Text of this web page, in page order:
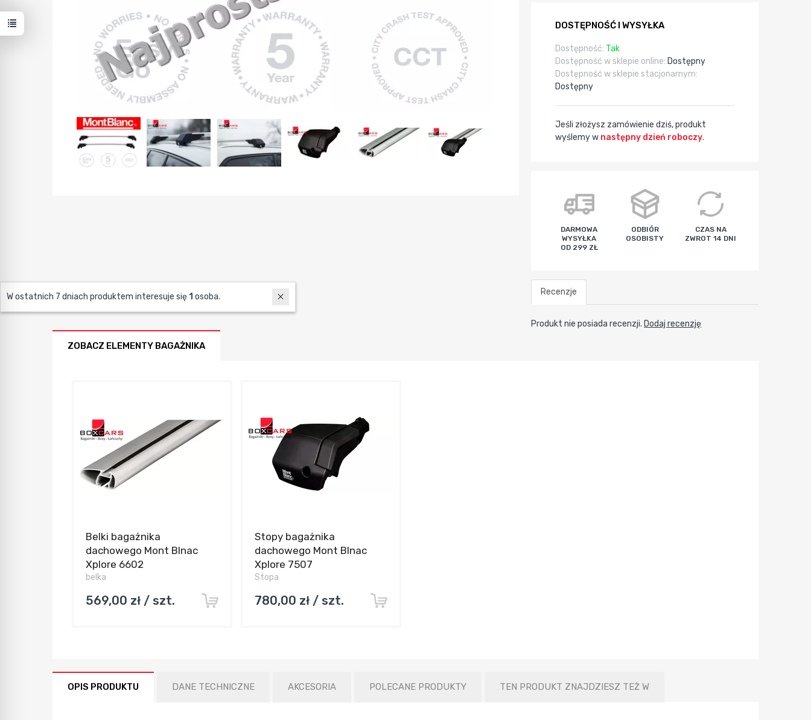
DOSTĘPNOŚĆ I WYSYŁKA
Dostępność: Tak
Dostępność w sklepie online: Dostępny
Dostępność w sklepie stacjonarnym:
Dostępny
Jeśli złożysz zamówienie dziś, produkt
wyślemy w następny dzień roboczy.
DARMOWA
WYSYŁKA
OD 299 ZŁ
ODBIÓR
OSOBISTY
CZAS NA
ZWROT 14 DNI
Recenzje
Produkt nie posiada recenzji. Dodaj recenzję
ZOBACZ ELEMENTY BAGAŻNIKA
Belki bagażnika
dachowego Mont Blnac
Xplore 6602
belka
569,00 zł / szt.
Stopy bagażnika
dachowego Mont Blnac
Xplore 7507
Stopa
780,00 zł / szt.
OPIS PRODUKTU DANE TECHNICZNE AKCESORIA POLECANE PRODUKTY TEN PRODUKT ZNAJDZIESZ TEŻ W
W ostatnich 7 dniach produktem interesuje się 1 osoba.